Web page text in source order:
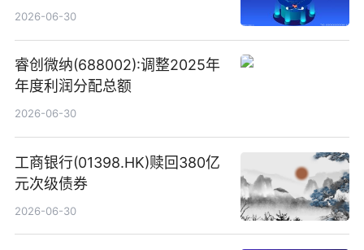
港元
2026-06-30
睿创微纳(688002):调整2025年
年度利润分配总额
2026-06-30
工商银行(01398.HK)赎回380亿
元次级债券
2026-06-30